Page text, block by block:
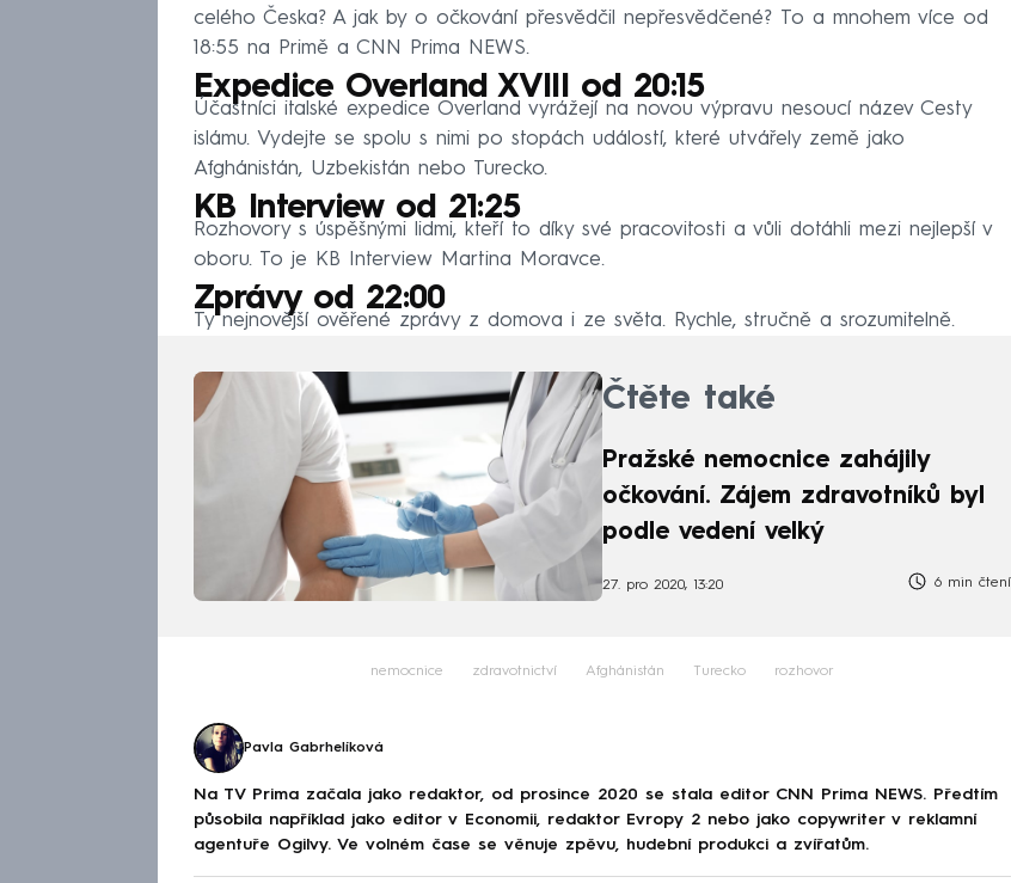
celého Česka? A jak by o očkování přesvědčil nepřesvědčené? To a mnohem více od
18:55 na Primě a CNN Prima NEWS.
Expedice Overland XVIII od 20:15
Účastníci italské expedice Overland vyrážejí na novou výpravu nesoucí název Cesty
islámu. Vydejte se spolu s nimi po stopách událostí, které utvářely země jako
Afghánistán, Uzbekistán nebo Turecko.
KB Interview od 21:25
Rozhovory s úspěšnými lidmi, kteří to díky své pracovitosti a vůli dotáhli mezi nejlepší v
oboru. To je KB Interview Martina Moravce.
Zprávy od 22:00
Ty nejnovější ověřené zprávy z domova i ze světa. Rychle, stručně a srozumitelně.
Čtěte také
Pražské nemocnice zahájily
očkování. Zájem zdravotníků byl
podle vedení velký
27. pro 2020, 13:20 6 min čtení
nemocnice zdravotnictví Afghánistán Turecko rozhovor
Pavla Gabrhelíková
Na TV Prima začala jako redaktor, od prosince 2020 se stala editor CNN Prima NEWS. Předtím
působila například jako editor v Economii, redaktor Evropy 2 nebo jako copywriter v reklamní
agentuře Ogilvy. Ve volném čase se věnuje zpěvu, hudební produkci a zvířatům.